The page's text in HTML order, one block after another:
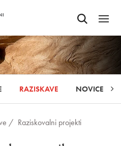
Odpri iskalnik
Odpri
RAZISKAVE NOVICE
/ Raziskovalni projekti